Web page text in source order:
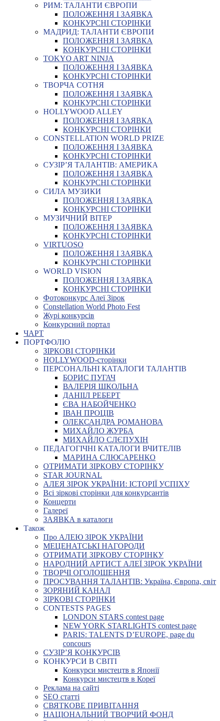
РИМ: ТАЛАНТИ ЄВРОПИ
ПОЛОЖЕННЯ І ЗАЯВКА
КОНКУРСНІ СТОРІНКИ
МАДРИД: ТАЛАНТИ ЄВРОПИ
ПОЛОЖЕННЯ І ЗАЯВКА
КОНКУРСНІ СТОРІНКИ
TOKYO ART NINJA
ПОЛОЖЕННЯ І ЗАЯВКА
КОНКУРСНІ СТОРІНКИ
ТВОРЧА СОТНЯ
ПОЛОЖЕННЯ І ЗАЯВКА
КОНКУРСНІ СТОРІНКИ
HOLLYWOOD ALLEY
ПОЛОЖЕННЯ І ЗАЯВКА
КОНКУРСНІ СТОРІНКИ
CONSTELLATION WORLD PRIZE
ПОЛОЖЕННЯ І ЗАЯВКА
КОНКУРСНІ СТОРІНКИ
СУЗІР’Я ТАЛАНТІВ: АМЕРИКА
ПОЛОЖЕННЯ І ЗАЯВКА
КОНКУРСНІ СТОРІНКИ
СИЛА МУЗИКИ
ПОЛОЖЕННЯ І ЗАЯВКА
КОНКУРСНІ СТОРІНКИ
МУЗИЧНИЙ ВІТЕР
ПОЛОЖЕННЯ І ЗАЯВКА
КОНКУРСНІ СТОРІНКИ
VIRTUOSO
ПОЛОЖЕННЯ І ЗАЯВКА
КОНКУРСНІ СТОРІНКИ
WORLD VISION
ПОЛОЖЕННЯ І ЗАЯВКА
КОНКУРСНІ СТОРІНКИ
Фотоконкурс Алеї Зірок
Constellation World Photo Fest
Журі конкурсів
Конкурсний портал
ЧАРТ
ПОРТФОЛІО
ЗІРКОВІ СТОРІНКИ
HOLLYWOOD-сторінки
ПЕРСОНАЛЬНІ КАТАЛОГИ ТАЛАНТІВ
БОРИС ПУГАЧ
ВАЛЕРІЯ ШКОЛЬНА
ДАНІІЛ РЕБЕРТ
ЄВА НАБОЙЧЕНКО
ІВАН ПРОЦІВ
ОЛЕКСАНДРА РОМАНОВА
МИХАЙЛО ЖУРБА
МИХАЙЛО СЛЄПУХІН
ПЕДАГОГІЧНІ КАТАЛОГИ ВЧИТЕЛІВ
МАРИНА СЛЮСАРЕНКО
ОТРИМАТИ ЗІРКОВУ СТОРІНКУ
STAR JOURNAL
АЛЕЯ ЗІРОК УКРАЇНИ: ІСТОРІЇ УСПІХУ
Всі зіркові сторінки для конкурсантів
Концерти
Галереї
ЗАЯВКА в каталоги
Також
Про АЛЕЮ ЗІРОК УКРАЇНИ
МЕЦЕНАТСЬКІ НАГОРОДИ
ОТРИМАТИ ЗІРКОВУ СТОРІНКУ
НАРОДНИЙ АРТИСТ АЛЕЇ ЗІРОК УКРАЇНИ
ТВОРЧІ ОГОЛОШЕННЯ
ПРОСУВАННЯ ТАЛАНТІВ: Україна, Європа, світ
ЗОРЯНИЙ КАНАЛ
ЗІРКОВІ СТОРІНКИ
CONTESTS PAGES
LONDON STARS contest page
NEW YORK STARLIGHTS contest page
PARIS: TALENTS D’EUROPE, page du
concours
СУЗІР’Я КОНКУРСІВ
КОНКУРСИ В СВІТІ
Конкурси мистецтв в Японії
Конкурси мистецтв в Кореї
Реклама на сайті
SEO статті
СВЯТКОВЕ ПРИВІТАННЯ
НАЦІОНАЛЬНИЙ ТВОРЧИЙ ФОНД